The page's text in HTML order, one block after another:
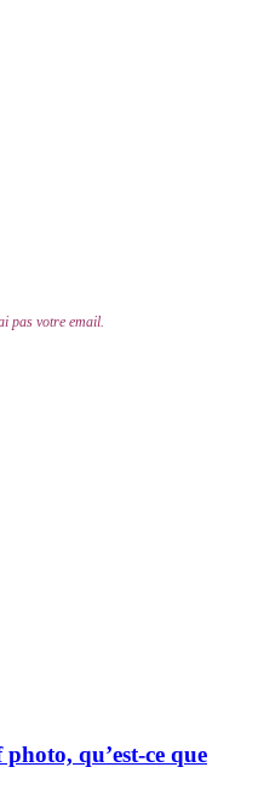
pas votre email.
qu’est-ce que